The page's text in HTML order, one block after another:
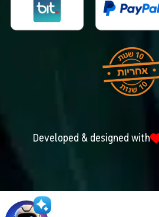
Developed & designed with